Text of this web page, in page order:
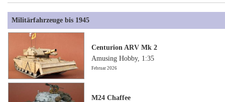
Militärfahrzeuge bis 1945
Centurion ARV Mk 2
Amusing Hobby, 1:35
Februar 2026
M24 Chaffee